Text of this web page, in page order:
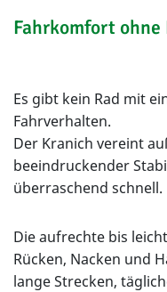
Fahrkomfort ohne
Es gibt kein Rad mit
Fahrverhalten.
Der Kranich vereint
beeindruckender
überraschend schnell.
Die aufrechte bis
Rücken, Nacken und
lange Strecken,